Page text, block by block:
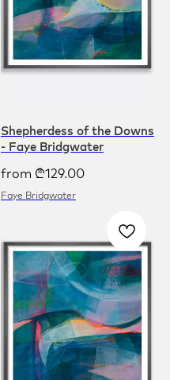
Shepherdess of the Downs
- Faye Bridgwater
from ₾129.00
Faye Bridgwater